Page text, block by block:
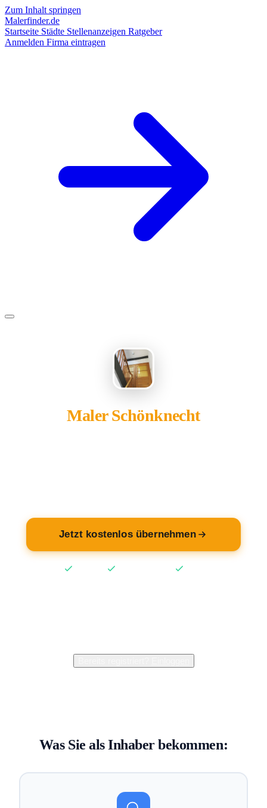
Zum Inhalt springen
Malerfinder.de
Startseite Städte Stellenanzeigen Ratgeber
Anmelden Firma eintragen
Maler Schönknecht
Jetzt kostenlos übernehmen
Was Sie als Inhaber bekommen: